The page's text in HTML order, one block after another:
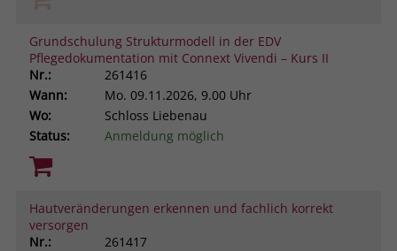
Grundschulung Strukturmodell in der EDV
Pflegedokumentation mit Connext Vivendi – Kurs II
Nr.:
261416
Wann:
Mo. 09.11.2026, 9.00 Uhr
Wo:
Schloss Liebenau
Status:
Anmeldung möglich
Hautveränderungen erkennen und fachlich korrekt
versorgen
Nr.:
261417